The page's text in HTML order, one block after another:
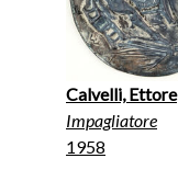
Calvelli, Ettore
Impagliatore
1958